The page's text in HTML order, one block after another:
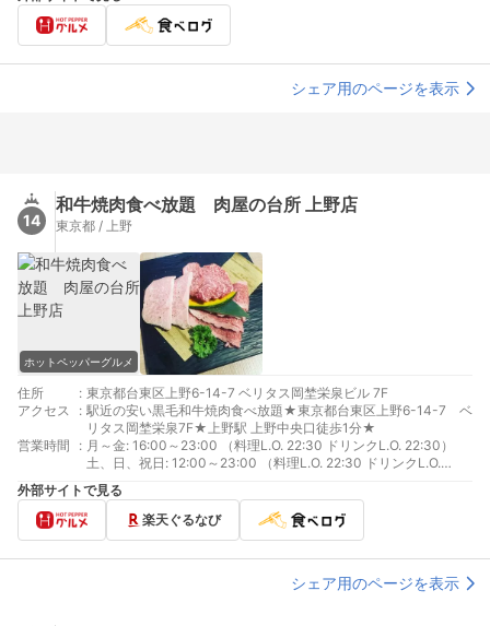
シェア用のページを表示
14
和牛焼肉食べ放題 肉屋の台所 上野店
東京都 / 上野
ホットペッパーグルメ
住所 : 東京都台東区上野6-14-7 ベリタス岡埜栄泉ビル 7F
アクセス
: 駅近の安い黒毛和牛焼肉食べ放題★東京都台東区上野6-14-7 ベ
リタス岡埜栄泉7F★上野駅 上野中央口徒歩1分★
営業時間
: 月～金: 16:00～23:00 （料理L.O. 22:30 ドリンクL.O. 22:30）
土、日、祝日: 12:00～23:00 （料理L.O. 22:30 ドリンクL.O.
22:30）
外部サイトで見る
楽天ぐるなび
シェア用のページを表示